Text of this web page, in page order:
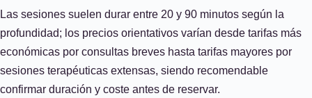
Las sesiones suelen durar entre 20 y 90 minutos según la
profundidad; los precios orientativos varían desde tarifas más
económicas por consultas breves hasta tarifas mayores por
sesiones terapéuticas extensas, siendo recomendable
confirmar duración y coste antes de reservar.